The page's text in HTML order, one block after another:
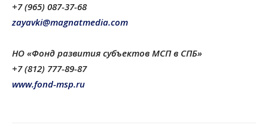
+7 (965) 087-37-68
zayavki@magnatmedia.com
НО «Фонд развития субъектов МСП в СПБ»
+7 (812) 777-89-87
www.fond-msp.ru